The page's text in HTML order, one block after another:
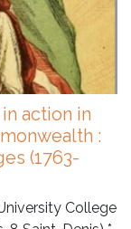
action in
:
(1763-
College